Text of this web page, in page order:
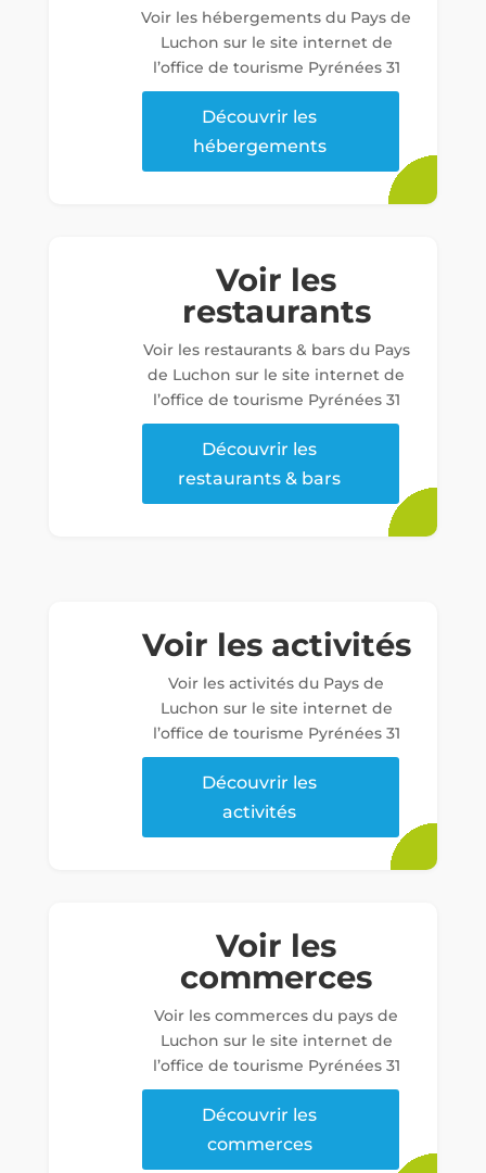
Voir les hébergements du Pays de
Luchon sur le site internet de
l’office de tourisme Pyrénées 31
Découvrir les
hébergements
Voir les
restaurants
Voir les restaurants & bars du Pays
de Luchon sur le site internet de
l’office de tourisme Pyrénées 31
Découvrir les
restaurants & bars
Voir les activités
Voir les activités du Pays de
Luchon sur le site internet de
l’office de tourisme Pyrénées 31
Découvrir les
activités
Voir les
commerces
Voir les commerces du pays de
Luchon sur le site internet de
l’office de tourisme Pyrénées 31
Découvrir les
commerces